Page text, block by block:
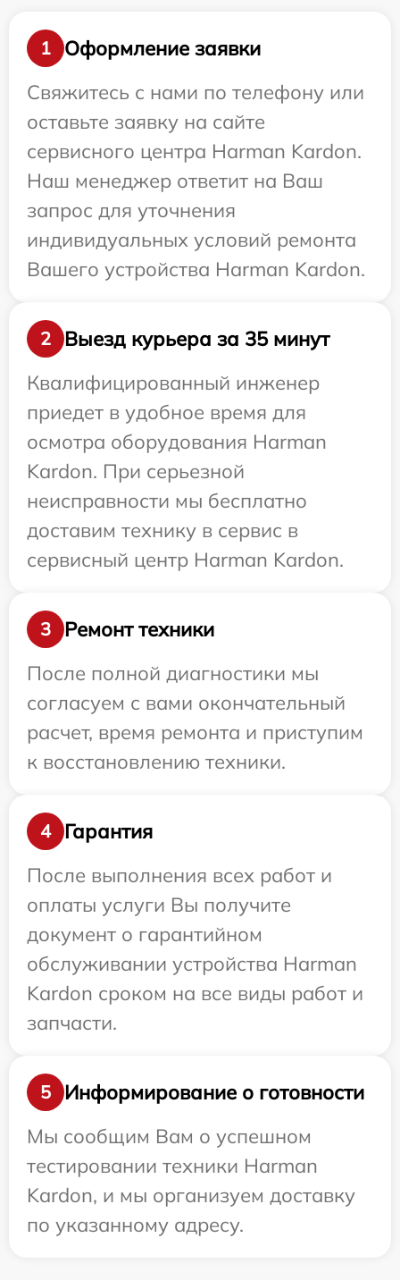
1
Оформление заявки
Свяжитесь с нами по телефону или
оставьте заявку на сайте
сервисного центра Harman Kardon.
Наш менеджер ответит на Ваш
запрос для уточнения
индивидуальных условий ремонта
Вашего устройства Harman Kardon.
2
Выезд курьера за 35 минут
Квалифицированный инженер
приедет в удобное время для
осмотра оборудования Harman
Kardon. При серьезной
неисправности мы бесплатно
доставим технику в сервис в
сервисный центр Harman Kardon.
3
Ремонт техники
После полной диагностики мы
согласуем с вами окончательный
расчет, время ремонта и приступим
к восстановлению техники.
4
Гарантия
После выполнения всех работ и
оплаты услуги Вы получите
документ о гарантийном
обслуживании устройства Harman
Kardon сроком на все виды работ и
запчасти.
5
Информирование о готовности
Мы сообщим Вам о успешном
тестировании техники Harman
Kardon, и мы организуем доставку
по указанному адресу.